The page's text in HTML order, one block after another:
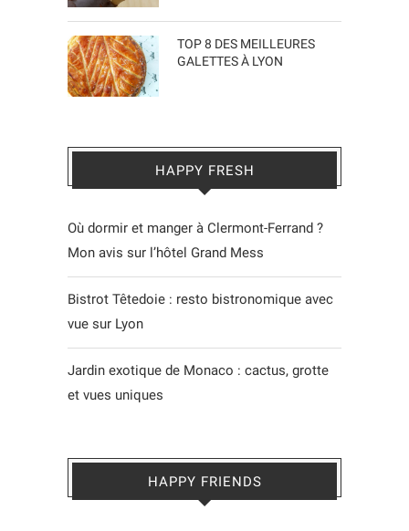
TOP 8 DES MEILLEURES
GALETTES À LYON
HAPPY FRESH
Où dormir et manger à Clermont-Ferrand ?
Mon avis sur l’hôtel Grand Mess
Bistrot Têtedoie : resto bistronomique avec
vue sur Lyon
Jardin exotique de Monaco : cactus, grotte
et vues uniques
HAPPY FRIENDS